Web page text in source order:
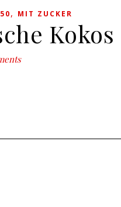
, MIT ZUCKER
Kokos